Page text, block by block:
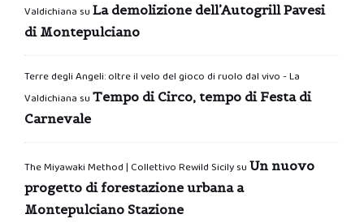
Valdichiana su La demolizione dell’Autogrill Pavesi
di Montepulciano
Terre degli Angeli: oltre il velo del gioco di ruolo dal vivo - La
Valdichiana su Tempo di Circo, tempo di Festa di
Carnevale
The Miyawaki Method | Collettivo Rewild Sicilysu Un nuovo
progetto di forestazione urbana a
Montepulciano Stazione